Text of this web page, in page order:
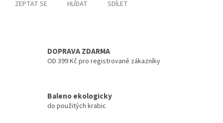
ZEPTAT SE HLÍDAT SDÍLET
DOPRAVA ZDARMA
OD 399 Kč pro registrované zákazníky
Baleno ekologicky
do použitých krabic